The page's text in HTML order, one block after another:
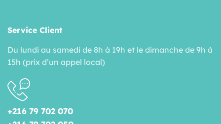
Service Client
Du lundi au samedi de 8h à 19h et le dimanche de 9h à
15h (prix d’un appel local)
+216 79 702 070